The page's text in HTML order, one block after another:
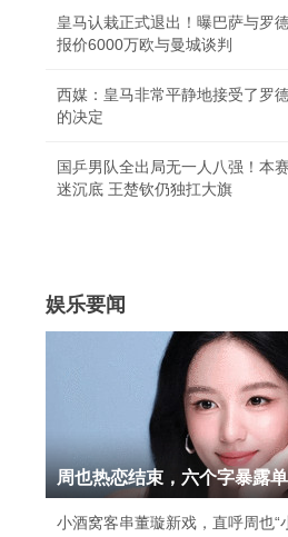
皇马认栽正式退出！曝巴萨与罗
报价6000万欧与曼城谈判
西媒：皇马非常平静地接受了罗
的决定
国乒男队全出局无一人八强！本
迷沉底 王楚钦仍独扛大旗
娱乐要闻
周也热恋结束，六个字暴露
小酒窝客串董璇新戏，直呼周也“